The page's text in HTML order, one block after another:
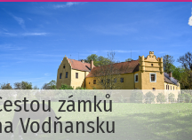
zámků
Vodňansku